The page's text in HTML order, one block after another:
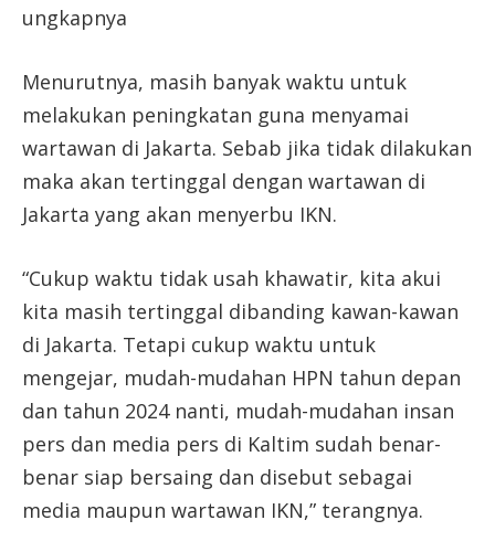
ungkapnya
Menurutnya, masih banyak waktu untuk
melakukan peningkatan guna menyamai
wartawan di Jakarta. Sebab jika tidak dilakukan
maka akan tertinggal dengan wartawan di
Jakarta yang akan menyerbu IKN.
“Cukup waktu tidak usah khawatir, kita akui
kita masih tertinggal dibanding kawan-kawan
di Jakarta. Tetapi cukup waktu untuk
mengejar, mudah-mudahan HPN tahun depan
dan tahun 2024 nanti, mudah-mudahan insan
pers dan media pers di Kaltim sudah benar-
benar siap bersaing dan disebut sebagai
media maupun wartawan IKN,” terangnya.